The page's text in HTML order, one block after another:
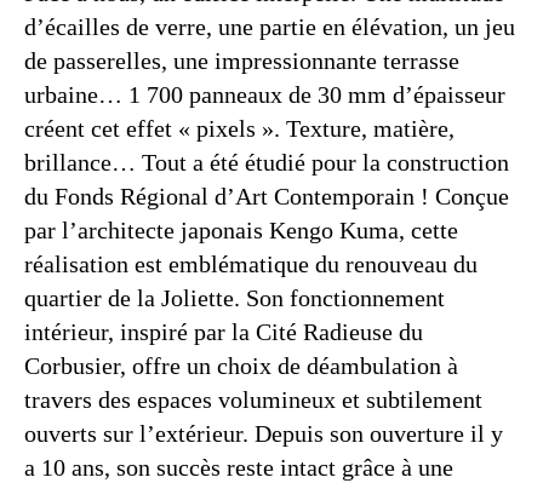
d’écailles de verre, une partie en élévation, un jeu
de passerelles, une impressionnante terrasse
urbaine… 1 700 panneaux de 30 mm d’épaisseur
créent cet effet « pixels ». Texture, matière,
brillance… Tout a été étudié pour la construction
du Fonds Régional d’Art Contemporain ! Conçue
par l’architecte japonais Kengo Kuma, cette
réalisation est emblématique du renouveau du
quartier de la Joliette. Son fonctionnement
intérieur, inspiré par la Cité Radieuse du
Corbusier, offre un choix de déambulation à
travers des espaces volumineux et subtilement
ouverts sur l’extérieur. Depuis son ouverture il y
a 10 ans, son succès reste intact grâce à une